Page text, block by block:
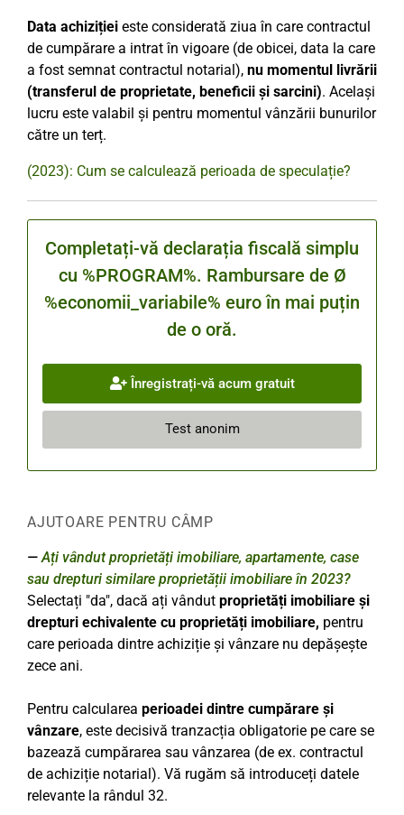
Data achiziției este considerată ziua în care contractul
de cumpărare a intrat în vigoare (de obicei, data la care
a fost semnat contractul notarial), nu momentul livrării
(transferul de proprietate, beneficii și sarcini). Același
lucru este valabil și pentru momentul vânzării bunurilor
către un terț.
(2023): Cum se calculează perioada de speculație?
Completați-vă declarația fiscală simplu
cu %PROGRAM%. Rambursare de Ø
%economii_variabile% euro în mai puțin
de o oră.
Înregistrați-vă acum gratuit
Test anonim
AJUTOARE PENTRU CÂMP
Ați vândut proprietăți imobiliare, apartamente, case
sau drepturi similare proprietății imobiliare în 2023?
Selectați "da", dacă ați vândut proprietăți imobiliare și
drepturi echivalente cu proprietăți imobiliare, pentru
care perioada dintre achiziție și vânzare nu depășește
zece ani.
Pentru calcularea perioadei dintre cumpărare și
vânzare, este decisivă tranzacția obligatorie pe care se
bazează cumpărarea sau vânzarea (de ex. contractul
de achiziție notarial). Vă rugăm să introduceți datele
relevante la rândul 32.